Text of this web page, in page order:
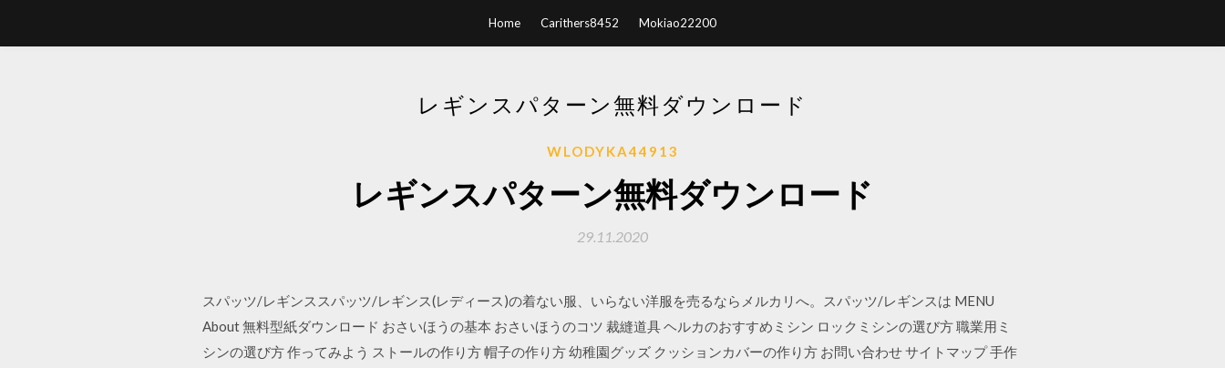
Home Carithers8452 Mokiao22200
レギンスパターン無料ダウンロード
WLODYKA44913
レギンスパターン無料ダウンロード
29.11.2020
スパッツ/レギンススパッツ/レギンス(レディース)の着ない服、いらない洋服を売るならメルカリへ。スパッツ/レギンスは MENU
About 無料型紙ダウンロード おさいほうの基本 おさいほうのコツ 裁縫道具 ヘルカのおすすめミシン ロックミシンの選び方 職業用ミ
シンの選び方 作ってみよう ストールの作り方 帽子の作り方 幼稚園グッズ クッションカバーの作り方 お問い合わせ サイトマップ 手作